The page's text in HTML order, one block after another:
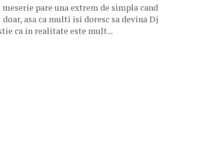
meserie pare una extrem de simpla cand
asa ca multi isi doresc sa devina Dj
ca in realitate este mult...